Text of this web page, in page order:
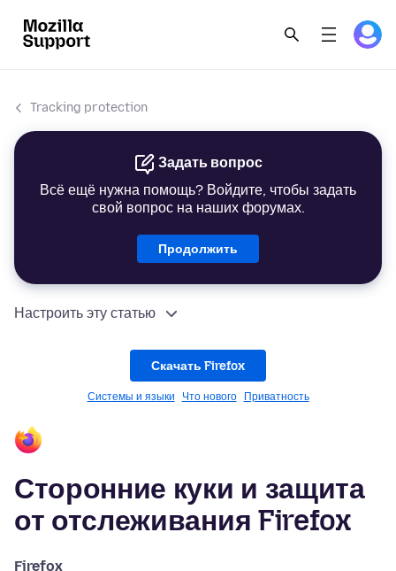
Tracking protection
Задать вопрос
Всё ещё нужна помощь? Войдите, чтобы задать
свой вопрос на наших форумах.
Продолжить
Настроить эту статью
Скачать Firefox
Системы и языки Что нового Приватность
Сторонние куки и защита
от отслеживания Firefox
Firefox